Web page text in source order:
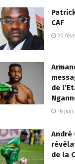
CAF
20
de
16 juin
André
de la